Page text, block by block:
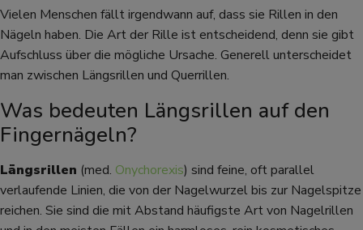
Vielen Menschen fällt irgendwann auf, dass sie Rillen in den
Nägeln haben. Die Art der Rille ist entscheidend, denn sie gibt
Aufschluss über die mögliche Ursache. Generell unterscheidet
man zwischen Längsrillen und Querrillen.
Was bedeuten Längsrillen auf den
Fingernägeln?
Längsrillen (med. Onychorexis) sind feine, oft parallel
verlaufende Linien, die von der Nagelwurzel bis zur Nagelspitze
reichen. Sie sind die mit Abstand häufigste Art von Nagelrillen